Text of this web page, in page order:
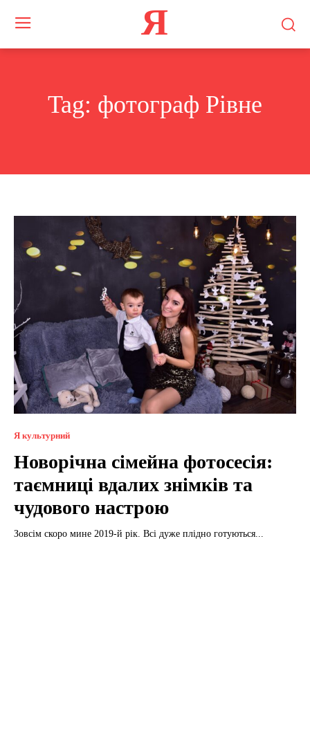
Я
Tag: фотограф Рівне
Я культурний
Новорічна сімейна фотосесія:
таємниці вдалих знімків та
чудового настрою
Зовсім скоро мине 2019-й рік. Всі дуже плідно готуються...